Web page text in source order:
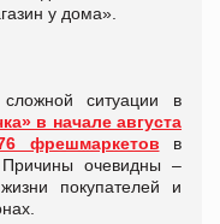
у дома».
ситуации в
в начале августа
фрешмаркетов в
Причины очевидны –
покупателей и